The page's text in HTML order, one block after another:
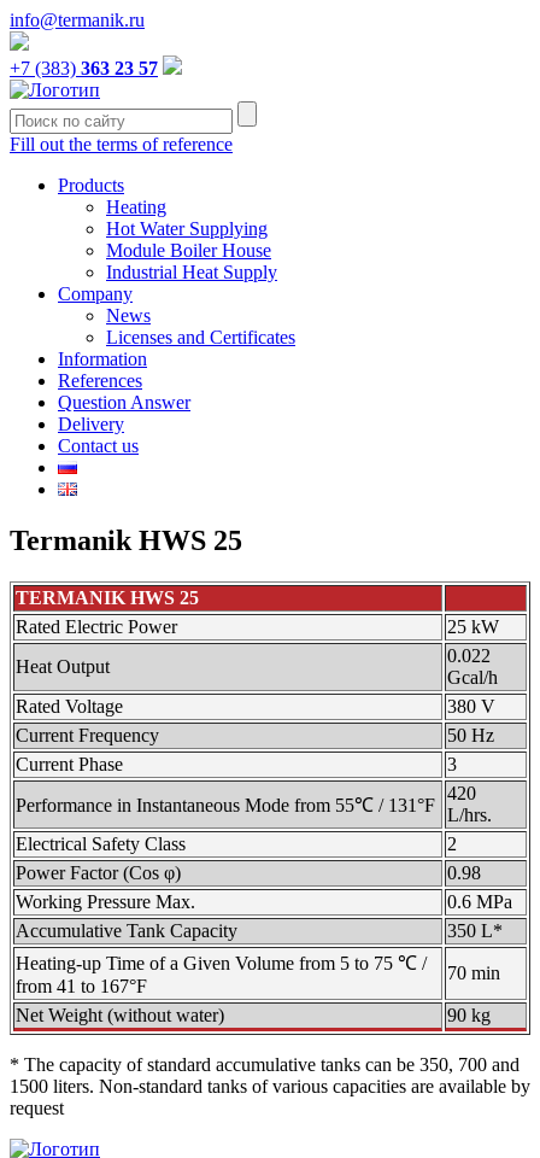
info@termanik.ru
+7 (383) 363 23 57
Fill out the terms of reference
Products
Heating
Hot Water Supplying
Module Boiler House
Industrial Heat Supply
Company
News
Licenses and Certificates
Information
References
Question Answer
Delivery
Contact us
Termanik HWS 25
TERMANIK HWS 25
Rated Electric Power
25 kW
Heat Output
0.022
Gcal/h
Rated Voltage
380 V
Current Frequency
50 Hz
Current Phase
3
Performance in Instantaneous Mode from 55℃ / 131°F
420
L/hrs.
Electrical Safety Class
2
Power Factor (Cos φ)
0.98
Working Pressure Max.
0.6 MPa
Accumulative Tank Capacity
350 L*
Heating-up Time of a Given Volume from 5 to 75 ℃ /
from 41 to 167°F
70 min
Net Weight (without water) 90 kg
* The capacity of standard accumulative tanks can be 350, 700 and
1500 liters. Non-standard tanks of various capacities are available by
request